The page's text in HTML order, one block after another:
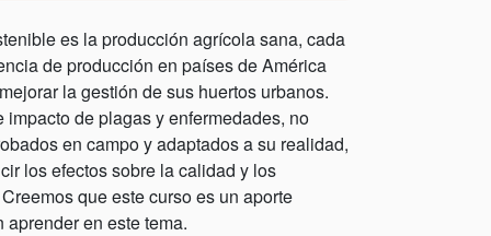
es la producción agrícola sana, cada
de producción en países de América
la gestión de sus huertos urbanos.
de plagas y enfermedades, no
en campo y adaptados a su realidad,
los efectos sobre la calidad y los
que este curso es un aporte
en este tema.